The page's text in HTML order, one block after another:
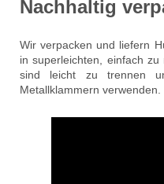
Nachhaltig
Wir verpacken und liefern
in superleichten, einfach
sind leicht zu trennen
Metallklammern verwenden.